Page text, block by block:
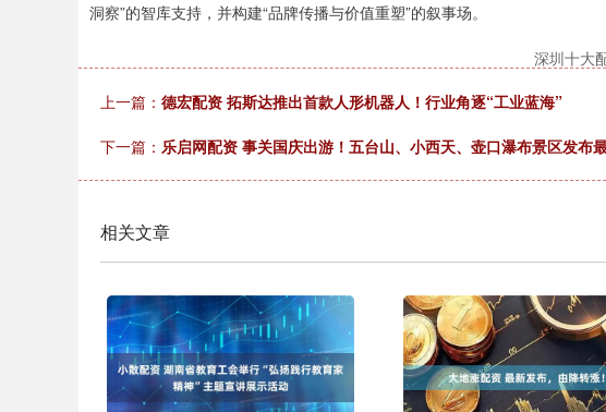
洞察”的智库支持，并构建“品牌传播与价值重塑”的叙事场。
深圳十大
上一篇： 德宏配资 拓斯达推出首款人形机器人！行业角逐“工业蓝海”
下一篇： 乐启网配资 事关国庆出游！五台山、小西天、壶口瀑布景区发布
相关文章